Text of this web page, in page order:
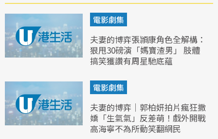
電影劇集
夫妻的博弈張頴康角色全解構：
狠甩30磅演「媽寶渣男」 肢體
搞笑獲讚有周星馳底蘊
電影劇集
夫妻的博弈｜郭柏妍拍片瘋狂撒
嬌「生氣氣」反差萌！戲外開戰
高海寧不為所動笑翻網民